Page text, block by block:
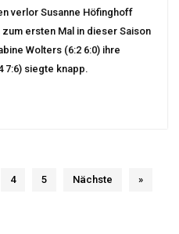
verlor Susanne Höfinghoff
ersten Mal in dieser Saison
Wolters (6:2 6:0) ihre
7:6) siegte knapp.
4 5 Nächste »